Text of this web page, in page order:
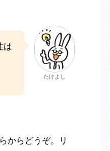
は
たけよし
からどうぞ。リ